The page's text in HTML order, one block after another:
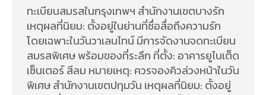
ทะเบียนสมรสในกรุงเทพฯ สำนักงานเขตบางรัก
เหตุผลที่นิยม: ตั้งอยู่ในย่านที่ชื่อสื่อถึงความรัก
โดยเฉพาะในวันวาเลนไทน์ มีการจัดงานจดทะเบียน
สมรสพิเศษ พร้อมของที่ระลึก ที่ตั้ง: อาคารยูไนเต็ด
เซ็นเตอร์ สีลม หมายเหตุ: ควรจองคิวล่วงหน้าในวัน
พิเศษ สำนักงานเขตปทุมวัน เหตุผลที่นิยม: ตั้งอยู่